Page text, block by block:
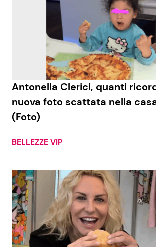
Antonella Clerici, quanti
nuova foto scattata nella
(Foto)
BELLEZZE VIP